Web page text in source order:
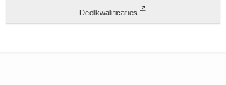
Deelkwalificaties